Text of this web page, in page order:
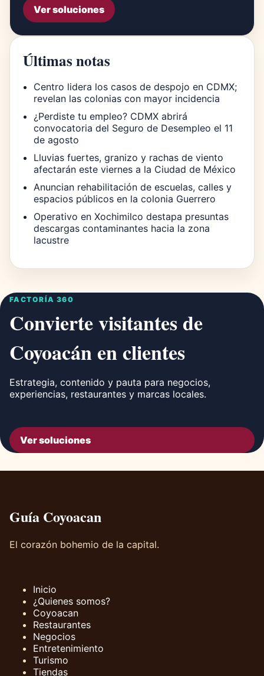
Ver soluciones
Últimas notas
Centro lidera los casos de despojo en CDMX;
revelan las colonias con mayor incidencia
¿Perdiste tu empleo? CDMX abrirá
convocatoria del Seguro de Desempleo el 11
de agosto
Lluvias fuertes, granizo y rachas de viento
afectarán este viernes a la Ciudad de México
Anuncian rehabilitación de escuelas, calles y
espacios públicos en la colonia Guerrero
Operativo en Xochimilco destapa presuntas
descargas contaminantes hacia la zona
lacustre
FACTORÍA 360
Convierte visitantes de
Coyoacán en clientes
Estrategia, contenido y pauta para negocios,
experiencias, restaurantes y marcas locales.
Ver soluciones
Guía Coyoacan
El corazón bohemio de la capital.
Inicio
¿Quienes somos?
Coyoacan
Restaurantes
Negocios
Entretenimiento
Turismo
Tiendas